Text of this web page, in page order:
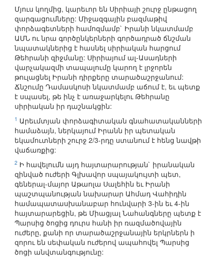
Մյուս կողմից, կարեւոր են Սիրիայի շուրջ ընթացող
զարգացումները: Միջազգային բազմաթիվ
փորձագետների համոզմամբ` Իրանի նկատմամբ
ԱՄՆ ու նրա գործընկերների գործադրած ճնշման
նպատակներից է հասնել սիրիական հարցում
Թեհրանի զիջմանը: Սիրիայում ալ-Ասադների
վարչակազմի տապալումը կարող է լրջորեն
թուլացնել Իրանի դիրքերը տարածաշրջանում:
Ճնշումը Դամասկոսի նկատմամբ աճում է, եւ պետք
է սպասել, թե ինչ է առաջարկելու Թեհրանը
սիրիական իր դաշնակցին:
1 Արեւմտյան փորձագիտական գնահատականների
համաձայն, ներկայում Իրանն իր պետական
եկամուտների շուրջ 2/3-րդը ստանում է հենց նավթի
վաճառքից:
2 Ի հավելումն այդ հայտարարության` իրանական
զինված ուժերի Գլխավոր սպայակույտի պետ,
գեներալ-մայոր Աթաոլա Սալեհին եւ Իրանի
պաշտպանության նախարար Ահմադ Վահիդին
համապատասխանաբար հունվարի 3-ին եւ 4-ին
հայտարարեցին, թե Միացյալ Նահանգները պետք է
Պարսից ծոցից դուրս հանի իր ռազմածովային
ուժերը, քանի որ տարածաշրջանային երկրներն ի
զորու են սեփական ուժերով ապահովել Պարսից
ծոցի անվտանգությունը: